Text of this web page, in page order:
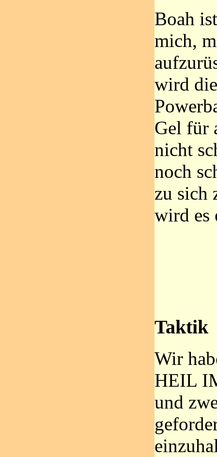
Boah
mich,
wird
Gel für
nicht
noch
zu sich
wird
Taktik
Wir
HEIL
und